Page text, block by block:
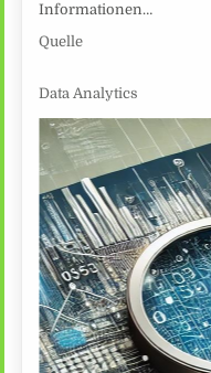
Informationen…
Quelle
Data Analytics